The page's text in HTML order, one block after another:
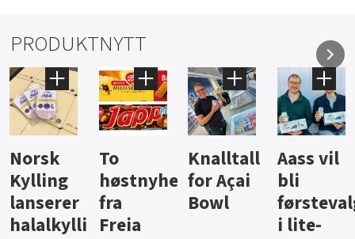
PRODUKTNYTT
Knalltall
for Açai
Bowl
Aass vil
bli
førstevalg
i lite-
Brus og
jus fra
Berentsen
Hard
iste fra
Hansa